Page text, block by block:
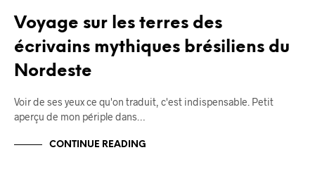
Voyage sur les terres des
écrivains mythiques brésiliens du
Nordeste
Voir de ses yeux ce qu'on traduit, c'est indispensable. Petit
aperçu de mon périple dans…
CONTINUE READING